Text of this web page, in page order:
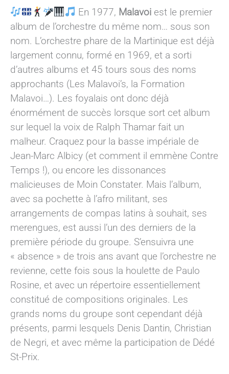
En 1977, Malavoiest le premier
album de l’orchestre du même nom… sous son
nom. L’orchestre phare de la Martinique est déjà
largement connu, formé en 1969, et a sorti
d’autres albums et 45 tours sous des noms
approchants (Les Malavoi’s, la Formation
Malavoi…). Les foyalais ont donc déjà
énormément de succès lorsque sort cet album
sur lequel la voix de Ralph Thamar fait un
malheur. Craquez pour la basse impériale de
Jean-Marc Albicy (et comment il emmène Contre
Temps !), ou encore les dissonances
malicieuses de Moin Constater. Mais l’album,
avec sa pochette à l’afro militant, ses
arrangements de compas latins à souhait, ses
merengues, est aussi l’un des derniers de la
première période du groupe. S’ensuivra une
« absence » de trois ans avant que l’orchestre ne
revienne, cette fois sous la houlette de Paulo
Rosine, et avec un répertoire essentiellement
constitué de compositions originales. Les
grands noms du groupe sont cependant déjà
présents, parmi lesquels Denis Dantin, Christian
de Negri, et avec même la participation de Dédé
St-Prix.